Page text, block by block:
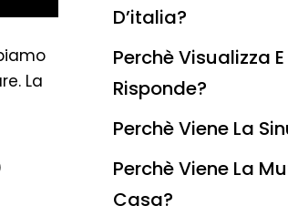
La
D’italia?
Perchè Visualizza
Risponde?
Perchè Viene La
Perchè Viene La
Casa?